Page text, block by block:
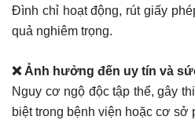
Đình chỉ hoạt động, rút giấy
quả nghiêm trọng.
❌ Ảnh hưởng đến uy tín và
Nguy cơ ngộ độc tập thể, gây
biệt trong bệnh viện hoặc cơ sở